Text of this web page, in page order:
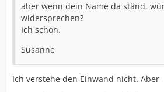
aber wenn dein Name da ständ,
widersprechen?
Ich schon.
Susanne
Ich verstehe den Einwand nicht. Aber